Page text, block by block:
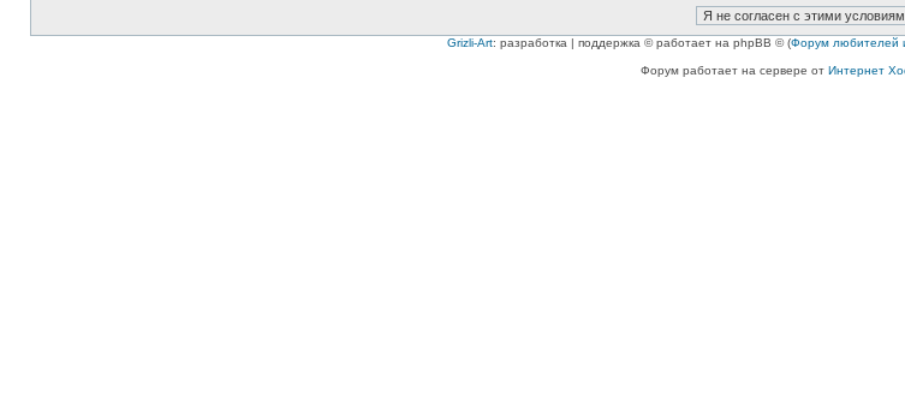
Grizli-Art: разработка | поддержка © работает на phpBB © (Форум любителей
Форум работает на сервере от Интернет